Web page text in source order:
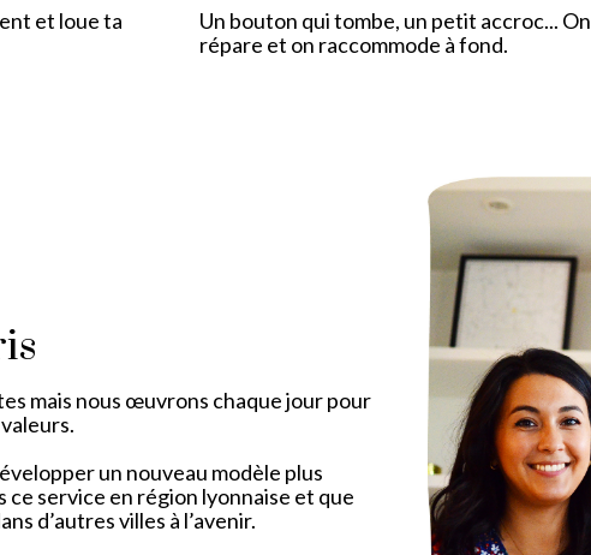
et loue ta
Un bouton qui tombe, un petit accroc... On
répare et on raccommode à fond.
mais nous œuvrons chaque jour pour
un nouveau modèle plus
ce service en région lyonnaise et que
d’autres villes à l’avenir.